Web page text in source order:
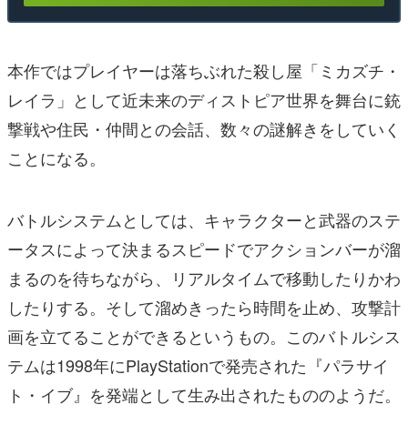
本作ではプレイヤーは落ちぶれた殺し屋「ミカズチ・
レイラ」として近未来のディストピア世界を舞台に銃
撃戦や住民・仲間との会話、数々の謎解きをしていく
ことになる。
バトルシステムとしては、キャラクターと武器のステ
ータスによって決まるスピードでアクションバーが溜
まるのを待ちながら、リアルタイムで移動したりかわ
したりする。そして溜めきったら時間を止め、攻撃計
画を立てることができるというもの。このバトルシス
テムは1998年にPlayStationで発売された『パラサイ
ト・イブ』を発端として生み出されたもののようだ。